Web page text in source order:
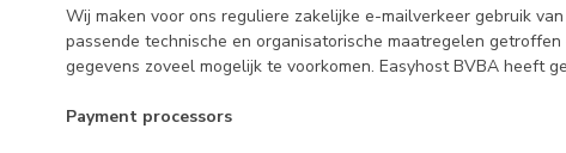
Wij maken voor ons reguliere zakelijke e-mailverkeer gebruik
passende technische en organisatorische maatregelen
gegevens zoveel mogelijk te voorkomen. Easyhost BVBA heeft
Payment processors